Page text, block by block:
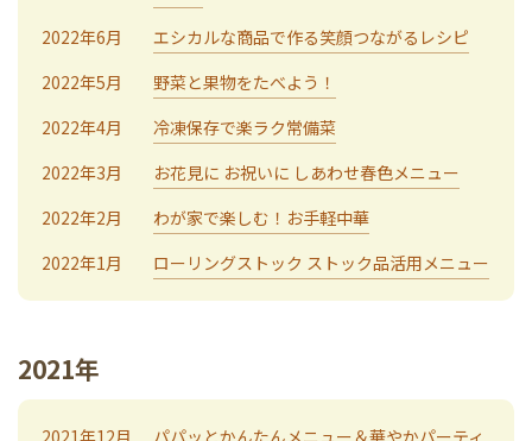
2022年6月
エシカルな商品で作る笑顔つながるレシピ
2022年5月
野菜と果物をたべよう！
2022年4月
冷凍保存で楽ラク常備菜
2022年3月
お花見に お祝いに しあわせ春色メニュー
2022年2月
わが家で楽しむ！お手軽中華
2022年1月
ローリングストック ストック品活用メニュー
2021年